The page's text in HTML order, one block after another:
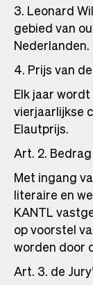
3. Leonard
gebied van
Nederlanden.
4. Prijs van
Elk jaar
vierjaarlijkse
Elautprijs.
Art. 2.
Met ingang
literaire en
KANTL
op voorstel
worden door
Art. 3. de